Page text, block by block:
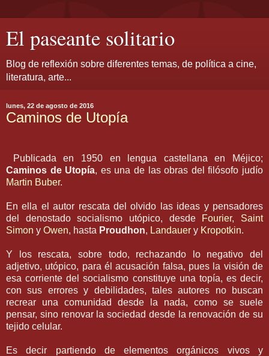
El paseante solitario
Blog de reflexión sobre diferentes temas, de política a cine,
literatura, arte...
lunes, 22 de agosto de 2016
Caminos de Utopía
Publicada en 1950 en lengua castellana en Méjico;
Caminos de Utopía, es una de las obras del filósofo judío
Martin Buber.
En ella el autor rescata del olvido las ideas y pensadores
del denostado socialismo utópico, desde Fourier, Saint
Simon y Owen, hasta Proudhon, Landauer y Kropotkin.
Y los rescata, sobre todo, rechazando lo negativo del
adjetivo, utópico, para él acusación falsa, pues la visión de
esa corriente del socialismo constituye una topía, es decir,
con sus errores y debilidades, tales autores no buscan
recrear una comunidad desde la nada, como se suele
pensar, sino renovar la sociedad desde la renovación de su
tejido celular.
Es decir partiendo de elementos orgánicos vivos y